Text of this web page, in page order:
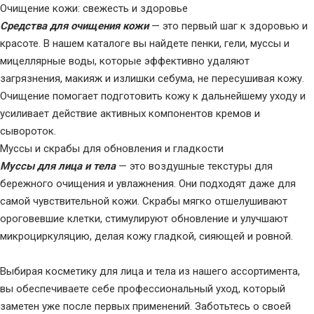
Очищение кожи: свежесть и здоровье
Средства для очищения кожи— это первый шаг к здоровью и
красоте. В нашем каталоге вы найдете пенки, гели, муссы и
мицеллярные воды, которые эффективно удаляют
загрязнения, макияж и излишки себума, не пересушивая кожу.
Очищение помогает подготовить кожу к дальнейшему уходу и
усиливает действие активных компонентов кремов и
сывороток.
Муссы и скрабы для обновления и гладкости
Муссы для лица и тела — это воздушные текстуры для
бережного очищения и увлажнения. Они подходят даже для
самой чувствительной кожи. Скрабы мягко отшелушивают
ороговевшие клетки, стимулируют обновление и улучшают
микроциркуляцию, делая кожу гладкой, сияющей и ровной.
Выбирая косметику для лица и тела из нашего ассортимента,
вы обеспечиваете себе профессиональный уход, который
заметен уже после первых применений. Заботьтесь о своей